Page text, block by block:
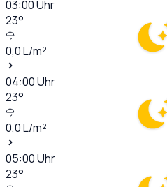
03:00Uhr
23°
0,0L/m²
04:00Uhr
23°
0,0L/m²
05:00Uhr
23°